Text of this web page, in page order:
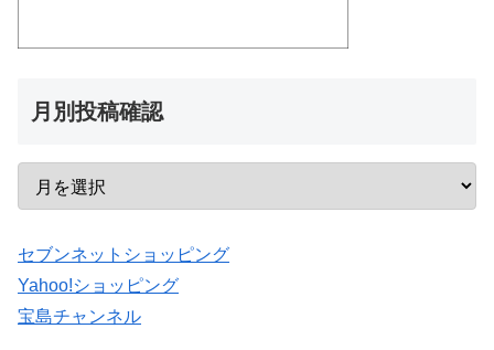
月別投稿確認
セブンネットショッピング
Yahoo!ショッピング
宝島チャンネル